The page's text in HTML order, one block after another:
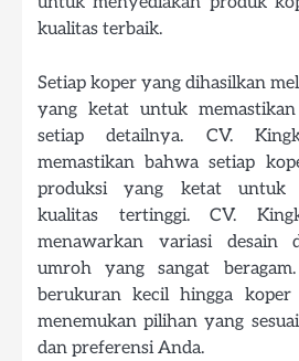
kualitas terbaik.
Setiap koper yang dihasilkan
yang ketat untuk
setiap detailnya. CV.
memastikan bahwa setiap
produksi yang ketat untuk
kualitas tertinggi. CV.
menawarkan variasi desain
umroh yang sangat
berukuran kecil hingga koper
menemukan pilihan yang
dan preferensi Anda.